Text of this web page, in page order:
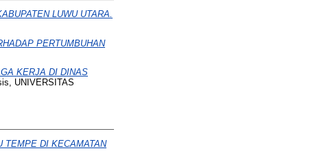
LUWU UTARA.
PERTUMBUHAN
KERJA DI DINAS
UNIVERSITAS
TEMPE DI KECAMATAN